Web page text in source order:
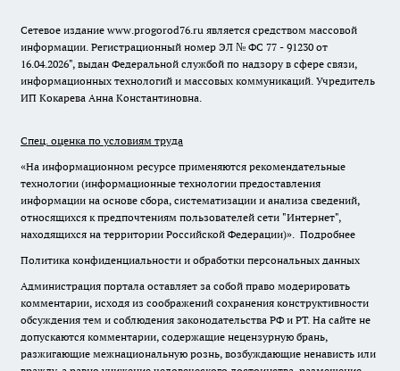
Сетевое издание www.progorod76.ru является средством массовой
информации. Регистрационный номер ЭЛ № ФС 77 - 91230 от
16.04.2026", выдан Федеральной службой по надзору в сфере связи,
информационных технологий и массовых коммуникаций. Учредитель
ИП Кокарева Анна Константиновна.
Спец. оценка по условиям труда
«На информационном ресурсе применяются рекомендательные
технологии (информационные технологии предоставления
информации на основе сбора, систематизации и анализа сведений,
относящихся к предпочтениям пользователей сети "Интернет",
находящихся на территории Российской Федерации)». Подробнее
Политика конфиденциальности и обработки персональных данных
Администрация портала оставляет за собой право модерировать
комментарии, исходя из соображений сохранения конструктивности
обсуждения тем и соблюдения законодательства РФ и РТ. На сайте не
допускаются комментарии, содержащие нецензурную брань,
разжигающие межнациональную рознь, возбуждающие ненависть или